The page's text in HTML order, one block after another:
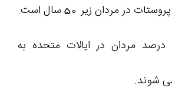
شایع ترین مشکل پروستات در مردان زیر 50 سال است.
حدود 10 تا 15 درصد مردان در ایالات متحده به
شوند.